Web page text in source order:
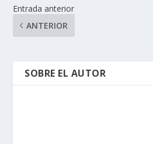
Entrada anterior
ANTERIOR
SOBRE EL AUTOR